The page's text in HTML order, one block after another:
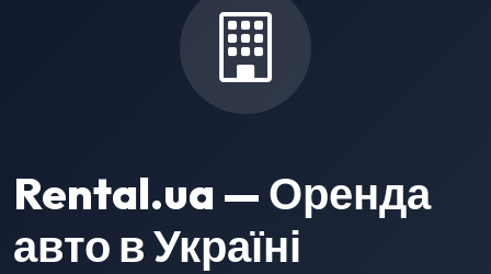
Rental.ua — Оренда
авто в Україні